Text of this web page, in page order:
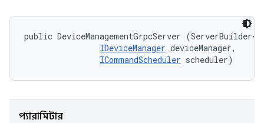
public DeviceManagementGrpcServer
IDeviceManager deviceManager,
ICommandScheduler scheduler)
প্যারামিটার